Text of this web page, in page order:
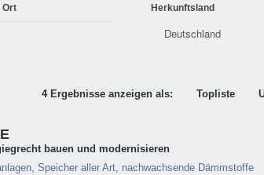
Ort Herkunftsland
4 Ergebnisse anzeigen als: Topliste
bauen und modernisieren
Speicher aller Art, nachwachsende Dämmstoffe